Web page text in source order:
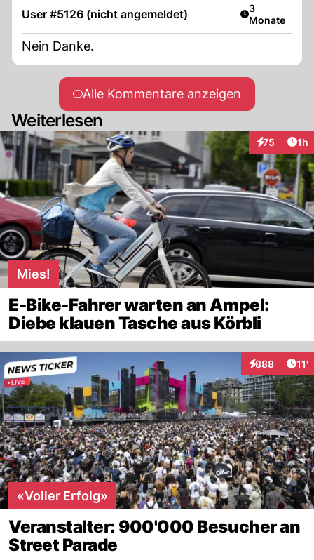
User #5126 (nicht angemeldet) Artikel
3
Monate
Nein Danke.
Alle Kommentare anzeigen
Weiterlesen
75 1h
Mies!
E-Bike-Fahrer warten an Ampel:
Diebe klauen Tasche aus Körbli
888
Interaktionen
11'
«Voller Erfolg»
Veranstalter: 900'000 Besucher an
Street Parade